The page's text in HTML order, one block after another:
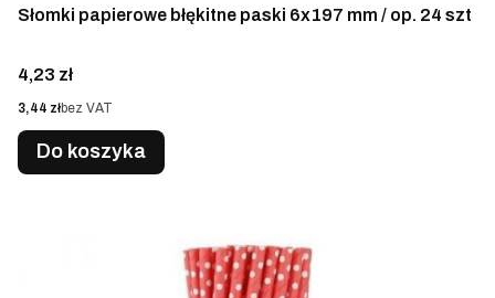
Słomki papierowe błękitne paski 6x197 mm / op. 24 szt
Cena
4,23 zł
Cena
3,44 złbez VAT
Do koszyka